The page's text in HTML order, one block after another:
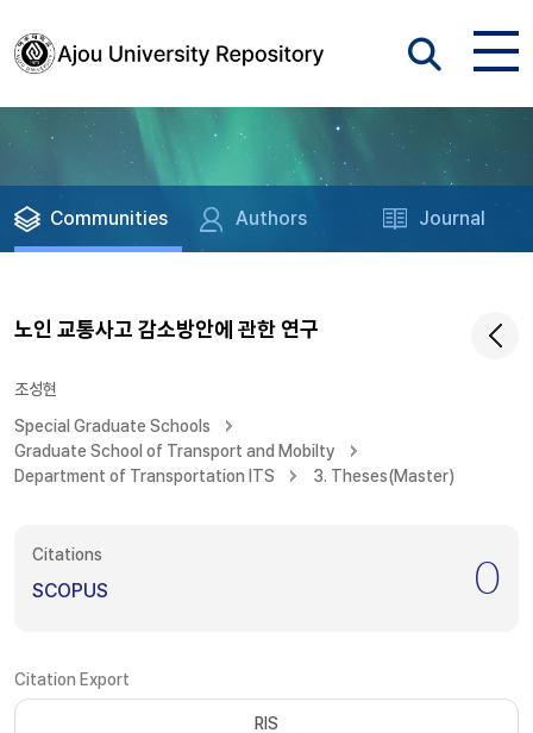
Communities Authors Journal
노인 교통사고 감소방안에 관한 연구
조성현
Special Graduate Schools
Graduate School of Transport and Mobilty
Department of Transportation ITS
3. Theses(Master)
Citations
SCOPUS 0
Citation Export
RIS